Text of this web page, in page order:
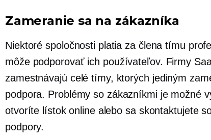
Zameranie sa na zákazníka
Niektoré spoločnosti platia za člena tímu
môže podporovať ich používateľov. Firmy
zamestnávajú celé tímy, ktorých jediným
podpora. Problémy so zákazníkmi je možné
otvoríte lístok online alebo sa skontaktujete
podpory.